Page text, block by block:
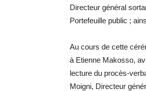
Directeur général
Portefeuille public ;
Au cours de cette
à Etienne Makosso,
lecture du procès-
Moigni, Directeur